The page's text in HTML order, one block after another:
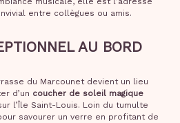
entre collègues ou amis.
AU BORD
du Marcounet devient un lieu
d’un coucher de soleil magique
l’Île Saint-Louis. Loin du tumulte
savourer un verre en profitant de